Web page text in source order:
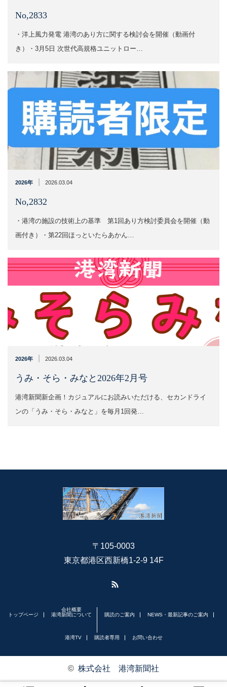
No,2833
・洋上風力発電 港湾のあり方に関する検討会を開催（動画付
き）・3月5日 次世代高規格ユニットロー…
2026年 2026.03.04
No,2832
・港湾の施設の技術上の基準 第1回あり方検討委員会を開催（動
画付き）・第22回ほっといたらあかん…
2026年 2026.03.04
うみ・そら・みなと2026年2月号
港湾新聞新企画！カジュアルにお読みいただける、セカンドライ
ンの「うみ・そら・みなと」を毎月1回発…
〒105-0003
東京都港区西新橋1-2-9 14F
トップページ
会社概要
港湾新聞について
購読のご案内 NEWS・最新記事のご案内
港湾TV 購読者専用 お問い合わせ
© 株式会社 港湾新聞社